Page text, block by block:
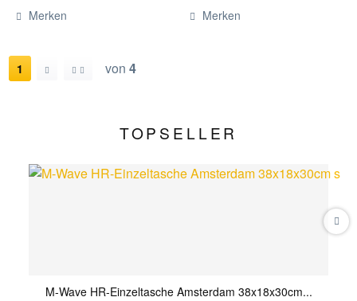
Merken Merken
1 von 4
TOPSELLER
M-Wave HR-Einzeltasche Amsterdam 38x18x30cm...